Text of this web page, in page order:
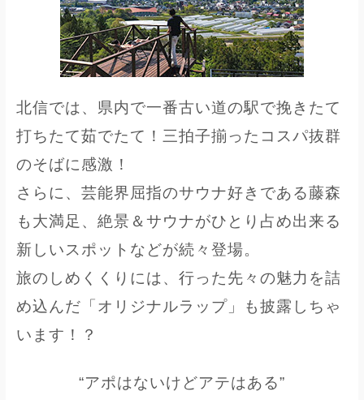
北信では、県内で一番古い道の駅で挽きたて
打ちたて茹でたて！三拍子揃ったコスパ抜群
のそばに感激！
さらに、芸能界屈指のサウナ好きである藤森
も大満足、絶景＆サウナがひとり占め出来る
新しいスポットなどが続々登場。
旅のしめくくりには、行った先々の魅力を詰
め込んだ「オリジナルラップ」も披露しちゃ
います！？
“アポはないけどアテはある”